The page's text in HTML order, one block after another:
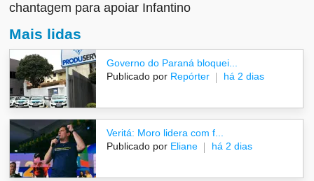
chantagem para apoiar Infantino
Mais lidas
Governo do Paraná bloquei...
Publicado por Repórter há 2 dias
Veritá: Moro lidera com f...
Publicado por Eliane há 2 dias